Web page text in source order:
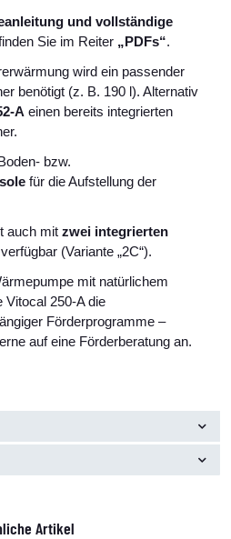
und vollständige
Sie im Reiter „PDFs“.
wird ein passender
benötigt (z. B. 190 l). Alternativ
einen bereits integrierten
bzw.
für die Aufstellung der
auch mit zwei integrierten
verfügbar (Variante „2C“).
mit natürlichem
Vitocal 250‑A die
Förderprogramme –
auf eine Förderberatung an.
Artikel